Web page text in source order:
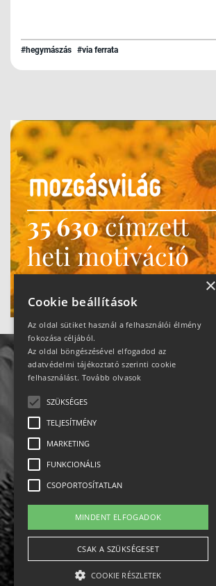
#hegymászás #via ferrata
35 630címzett
heti motiváció
Ne maradj le!
Impresszum-kapcsolat
Jogi nyilatkozat
Rólunk
English
×
Cookie beállítások
Az oldal sütiket használ a felhasználói élmény
fokozása céljából.
Az oldal böngészésével elfogadod az
adatvédelmi tájékoztató szerinti cookie
felhasználást. Tovább olvasok
SZÜKSÉGES
TELJESÍTMÉNY
MARKETING
FUNKCIONÁLIS
CSOPORTOSÍTATLAN
MINDENT ELFOGADOK
CSAK A SZÜKSÉGESET
COOKIE RÉSZLETEK